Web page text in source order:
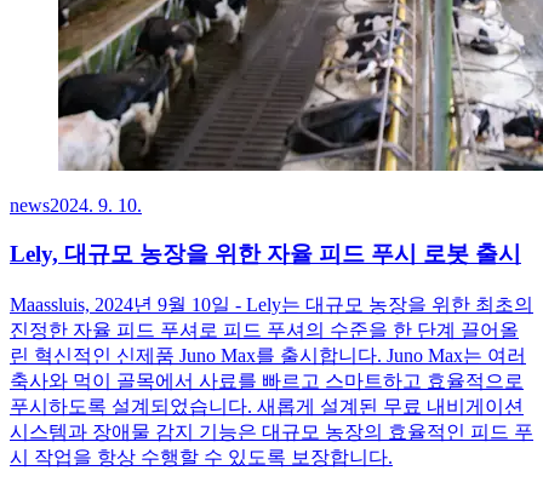
news2024. 9. 10.
Lely, 대규모 농장을 위한 자율 피드 푸시 로봇 출시
Maassluis, 2024년 9월 10일 - Lely는 대규모 농장을 위한 최초의
진정한 자율 피드 푸셔로 피드 푸셔의 수준을 한 단계 끌어올
린 혁신적인 신제품 Juno Max를 출시합니다. Juno Max는 여러
축사와 먹이 골목에서 사료를 빠르고 스마트하고 효율적으로
푸시하도록 설계되었습니다. 새롭게 설계된 무료 내비게이션
시스템과 장애물 감지 기능은 대규모 농장의 효율적인 피드 푸
시 작업을 항상 수행할 수 있도록 보장합니다.